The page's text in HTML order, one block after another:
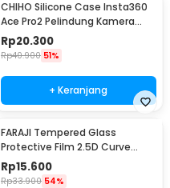
CHIHO Silicone Case Insta360
Ace Pro2 Pelindung Kamera
Silikon - CH2
Rp20.300
Rp40.900 51%
+ Keranjang
FARAJI Tempered Glass
Protective Film 2.5D Curve
Insta360 Ace Pro2 - FR-26
Rp15.600
Rp33.900 54%